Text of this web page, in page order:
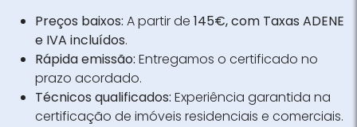
Preços baixos: A partir de 145€, com Taxas ADENE
e IVA incluídos.
Rápida emissão: Entregamos o certificado no
prazo acordado.
Técnicos qualificados: Experiência garantida na
certificação de imóveis residenciais e comerciais.